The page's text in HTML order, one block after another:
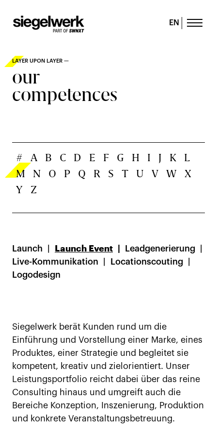
EN
LAYER UPON LAYER —
our
competences
# A B C D E F G H I J K
L
M
N O P Q R S T U V W
X
Y
Z
Launch Launch Event
Leadgenerierung
Live-Kommunikation
Locationscouting
Logodesign
Siegelwerk berät Kunden rund um die
Einführung und Vorstellung einer Marke, eines
Produktes, einer Strategie und begleitet sie
kompetent, kreativ und zielorientiert. Unser
Leistungsportfolio reicht dabei über das reine
Consulting hinaus und umgreift auch die
Bereiche Konzeption, Inszenierung, Produktion
und konkrete Veranstaltungsbetreuung.